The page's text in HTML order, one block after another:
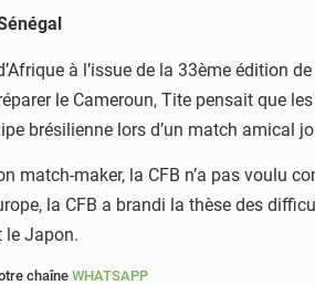
à l’issue de la 33ème édition
le Cameroun, Tite pensait que
brésilienne lors d’un match amical
match-maker, la CFB n’a pas voulu
la CFB a brandi la thèse des
le Japon.
chaîne WHATSAPP